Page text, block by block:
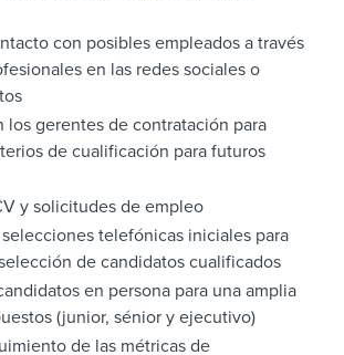
con posibles empleados a través
en las redes sociales o
los gerentes de contratación para
de cualificación para futuros
y solicitudes de empleo
telefónicas iniciales para
de candidatos cualificados
en persona para una amplia
(junior, sénior y ejecutivo)
de las métricas de